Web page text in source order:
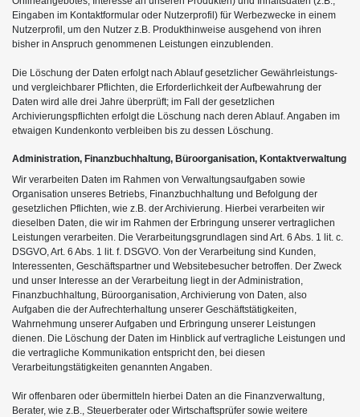
Eingaben im Kontaktformular oder Nutzerprofil) für Werbezwecke in einem
Nutzerprofil, um den Nutzer z.B. Produkthinweise ausgehend von ihren
bisher in Anspruch genommenen Leistungen einzublenden.
Die Löschung der Daten erfolgt nach Ablauf gesetzlicher Gewährleistungs-
und vergleichbarer Pflichten, die Erforderlichkeit der Aufbewahrung der
Daten wird alle drei Jahre überprüft; im Fall der gesetzlichen
Archivierungspflichten erfolgt die Löschung nach deren Ablauf. Angaben im
etwaigen Kundenkonto verbleiben bis zu dessen Löschung.
Administration, Finanzbuchhaltung, Büroorganisation, Kontaktverwaltung
Wir verarbeiten Daten im Rahmen von Verwaltungsaufgaben sowie
Organisation unseres Betriebs, Finanzbuchhaltung und Befolgung der
gesetzlichen Pflichten, wie z.B. der Archivierung. Hierbei verarbeiten wir
dieselben Daten, die wir im Rahmen der Erbringung unserer vertraglichen
Leistungen verarbeiten. Die Verarbeitungsgrundlagen sind Art. 6 Abs. 1 lit. c.
DSGVO, Art. 6 Abs. 1 lit. f. DSGVO. Von der Verarbeitung sind Kunden,
Interessenten, Geschäftspartner und Websitebesucher betroffen. Der Zweck
und unser Interesse an der Verarbeitung liegt in der Administration,
Finanzbuchhaltung, Büroorganisation, Archivierung von Daten, also
Aufgaben die der Aufrechterhaltung unserer Geschäftstätigkeiten,
Wahrnehmung unserer Aufgaben und Erbringung unserer Leistungen
dienen. Die Löschung der Daten im Hinblick auf vertragliche Leistungen und
die vertragliche Kommunikation entspricht den, bei diesen
Verarbeitungstätigkeiten genannten Angaben.
Wir offenbaren oder übermitteln hierbei Daten an die Finanzverwaltung,
Berater, wie z.B., Steuerberater oder Wirtschaftsprüfer sowie weitere